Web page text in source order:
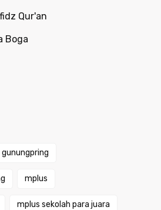
Qur'an
Boga
gunungpring
mplus
mplus sekolah para juara